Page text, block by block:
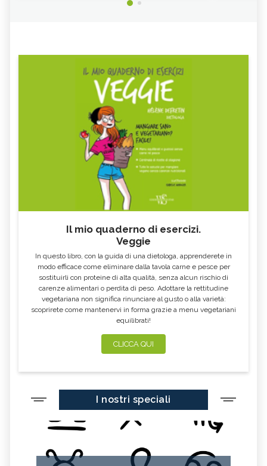
Il mio quaderno di esercizi.
Veggie
In questo libro, con la guida di una dietologa, apprenderete in
modo efficace come eliminare dalla tavola carne e pesce per
sostituirli con proteine di alta qualità, senza alcun rischio di
carenze alimentari o perdita di peso. Adottare la rettitudine
vegetariana non significa rinunciare al gusto o alla varietà:
scoprirete come mantenervi in forma grazie a menu vegetariani
equilibrati!
CLICCA QUI
I nostri speciali